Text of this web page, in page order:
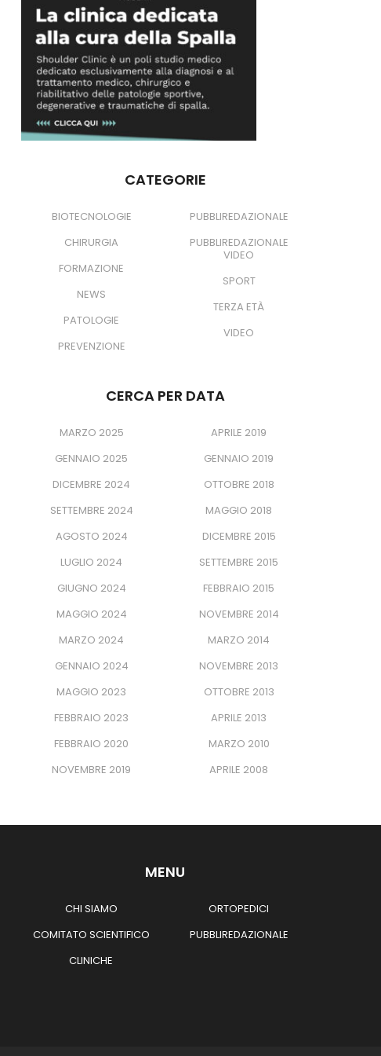
CATEGORIE
BIOTECNOLOGIE
CHIRURGIA
FORMAZIONE
NEWS
PATOLOGIE
PREVENZIONE
PUBBLIREDAZIONALE
PUBBLIREDAZIONALE
VIDEO
SPORT
TERZA ETÀ
VIDEO
CERCA PER DATA
MARZO 2025
GENNAIO 2025
DICEMBRE 2024
SETTEMBRE 2024
AGOSTO 2024
LUGLIO 2024
GIUGNO 2024
MAGGIO 2024
MARZO 2024
GENNAIO 2024
MAGGIO 2023
FEBBRAIO 2023
FEBBRAIO 2020
NOVEMBRE 2019
APRILE 2019
GENNAIO 2019
OTTOBRE 2018
MAGGIO 2018
DICEMBRE 2015
SETTEMBRE 2015
FEBBRAIO 2015
NOVEMBRE 2014
MARZO 2014
NOVEMBRE 2013
OTTOBRE 2013
APRILE 2013
MARZO 2010
APRILE 2008
MENU
CHI SIAMO
COMITATO SCIENTIFICO
CLINICHE
ORTOPEDICI
PUBBLIREDAZIONALE